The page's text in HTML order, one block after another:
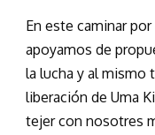
En este caminar
apoyamos de
la lucha y al mismo
liberación de Uma
tejer con nosotres